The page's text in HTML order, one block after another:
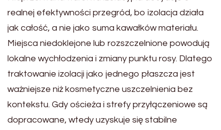
realnej efektywności przegród, bo izolacja działa
jak całość, a nie jako suma kawałków materiału.
Miejsca niedoklejone lub rozszczelnione powodują
lokalne wychłodzenia i zmiany punktu rosy. Dlatego
traktowanie izolacji jako jednego płaszcza jest
ważniejsze niż kosmetyczne uszczelnienia bez
kontekstu. Gdy ościeża i strefy przyłączeniowe są
dopracowane, wtedy uzyskuje się stabilne